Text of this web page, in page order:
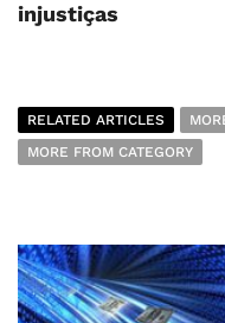
injustiças
RELATED ARTICLES
MORE FROM CATEGORY